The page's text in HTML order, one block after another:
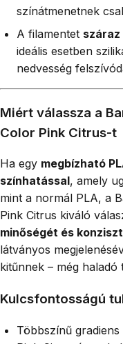
színátmenetnek
A filamentet
ideális esetben
nedvesség
Miért válassza a
Color Pink Citrus-t
Ha egy megbízható
színhatással, amely
mint a normál PLA, a
Pink Citrus kiváló
minőségét és
látványos
kitűnnek – még
Kulcsfontosságú
Többszínű